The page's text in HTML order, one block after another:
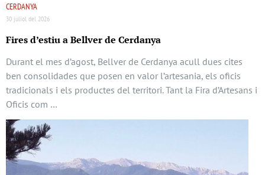
CERDANYA
30 juliol del 2026
Fires d’estiu a Bellver de Cerdanya
Durant el mes d’agost, Bellver de Cerdanya acull dues cites
ben consolidades que posen en valor l’artesania, els oficis
tradicionals i els productes del territori. Tant la Fira d’Artesans i
Oficis com …